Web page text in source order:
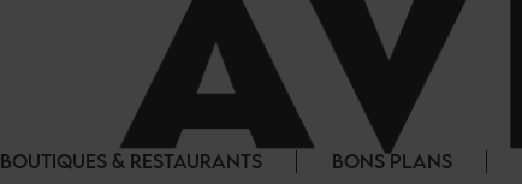
BOUTIQUES & RESTAURANTS BONS PLANS